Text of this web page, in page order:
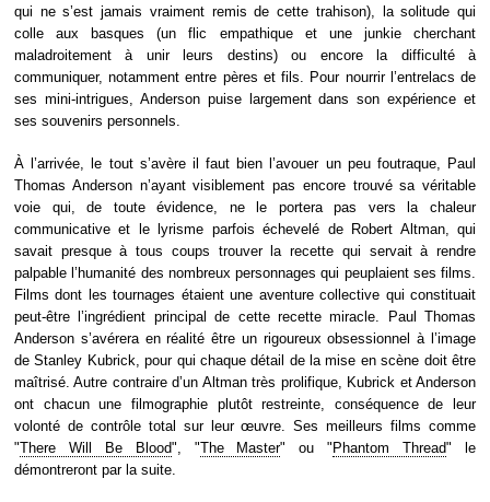
qui ne s’est jamais vraiment remis de cette trahison), la solitude qui
colle aux basques (un flic empathique et une junkie cherchant
maladroitement à unir leurs destins) ou encore la difficulté à
communiquer, notamment entre pères et fils. Pour nourrir l’entrelacs de
ses mini-intrigues, Anderson puise largement dans son expérience et
ses souvenirs personnels.
À l’arrivée, le tout s’avère il faut bien l’avouer un peu foutraque, Paul
Thomas Anderson n’ayant visiblement pas encore trouvé sa véritable
voie qui, de toute évidence, ne le portera pas vers la chaleur
communicative et le lyrisme parfois échevelé de Robert Altman, qui
savait presque à tous coups trouver la recette qui servait à rendre
palpable l’humanité des nombreux personnages qui peuplaient ses films.
Films dont les tournages étaient une aventure collective qui constituait
peut-être l’ingrédient principal de cette recette miracle. Paul Thomas
Anderson s’avérera en réalité être un rigoureux obsessionnel à l’image
de Stanley Kubrick, pour qui chaque détail de la mise en scène doit être
maîtrisé. Autre contraire d’un Altman très prolifique, Kubrick et Anderson
ont chacun une filmographie plutôt restreinte, conséquence de leur
volonté de contrôle total sur leur œuvre. Ses meilleurs films comme
"There Will Be Blood", "The Master" ou " Phantom Thread" le
démontreront par la suite.